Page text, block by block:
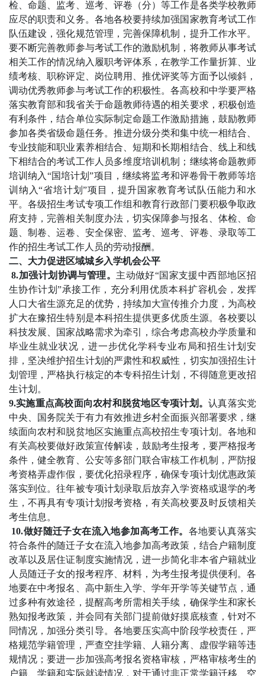
检、命题、监考、巡考、评卷（分）等工作是各类学校教师
应尽的职责和义务。各地各校要持续加强国家教育考试工作
队伍建设，强化规范管理，完善保障机制，提升工作水平。
要不断完善教师参与考试工作的激励机制，将教师从事考试
相关工作的情况纳入履职考评体系，在教学工作量折算、业
绩考核、职称评定、岗位聘用、推优评奖等方面予以倾斜，
调动优秀教师参与考试工作的积极性。各高校和中学要严格
落实教育部和我省关于命题教师待遇的相关要求，积极创造
有利条件，结合单位实际制定命题工作激励措施，鼓励教师
参加各类省级命题任务。推进分级分类和集中统一相结合、
专业技能和职业素养相结合、短期和长期相结合、线上和线
下相结合的考试工作人员多维度培训机制；继续将命题教师
培训纳入“国培计划”项目，继续将监考和评卷骨干教师等培
训纳入“省培计划”项目，提升国家教育考试队伍能力和水
平。各级招生考试专项工作组和教育行政部门要积极争取政
府支持，完善相关制度办法，切实保障参与报名、体检、命
题、制卷、运卷、安全保密、监考、巡考、评卷、录取等工
作的招生考试工作人员的劳动报酬。
二、大力促进区域城乡入学机会公平
8.加强计划协调与管理。 主动做好“国家支援中西部地区招
生协作计划”承接工作，充分利用优质本科扩容机会，发挥
人口大省生源充足的优势，持续加大宣传推介力度，为高校
扩大在豫招生特别是本科招生提供更多优质生源。各校要以
科技发展、国家战略需求为牵引，综合考虑高校办学质量和
毕业生就业状况，进一步优化学科专业布局和招生计划安
排，坚决维护招生计划的严肃性和权威性，切实加强招生计
划管理，严格执行核定的本专科招生计划，不得随意更改招
生计划。
9.实施重点高校面向农村和脱贫地区专项计划。认真落实党
中央、国务院关于有力有效推进乡村全面振兴部署要求，继
续面向农村和脱贫地区实施重点高校招生专项计划。各地和
有关高校要做好政策宣传解读，鼓励考生报考，要严格报考
条件，健全教育、公安等多部门联合审核工作机制，严防报
考资格弄虚作假，要优化招录程序，确保专项计划优惠政策
落实到位。往年被专项计划录取后放弃入学资格或退学的考
生，不再具有专项计划报考资格，有关高校要及时反馈相关
考生信息。
10.做好随迁子女在流入地参加高考工作。 各地要认真落实
符合条件的随迁子女在流入地参加高考政策，结合户籍制度
改革以及居住证制度实施情况，进一步简化非本省户籍就业
人员随迁子女的报考程序、材料，为考生报考提供便利。各
地要在中考报名、高中新生入学、学年开学等关键节点，通
过多种有效途径，提醒高考所需相关手续，确保学生和家长
熟知报考政策，并会同有关部门提前做好摸底核查，针对不
同情况，加强分类引导。各地要压实高中阶段学校责任，严
格规范学籍管理，严查空挂学籍、人籍分离、虚假学籍等违
规情况；要进一步加强高考报名资格审核，严格审核考生的
户籍、学籍和实际就读情况，对于通过非正常学籍迁移、空